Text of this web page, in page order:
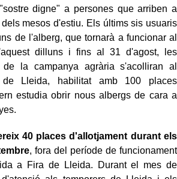
digne" a persones que arriben a
mesos d'estiu. Els últims sis usuaris
de l'alberg, que tornarà a funcionar al
dilluns i fins al 31 d'agost, les
de la campanya agrària s'acolliran al
Lleida, habilitat amb 100 places
estudia obrir nous albergs de cara a
40 places d'allotjament durant els
, fora del període de funcionament
a Fira de Lleida. Durant el mes de